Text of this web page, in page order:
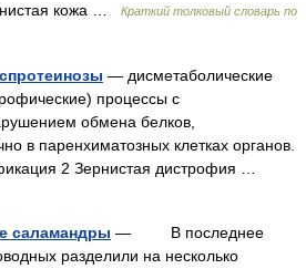
кожа …
Краткий толковый словарь по
— дисметаболические
процессы с
обмена белков,
в паренхиматозных клетках органов.
2 Зернистая дистрофия …
саламандры — В последнее
разделили на несколько